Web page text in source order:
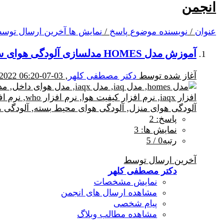
انجمن
عنوان / نویسنده موضوع پاسخ / نمایش ها آخرین ارسال
آموزش مدل HOMES مدلسازی آلودگی هوای ساختمان
آغاز شده توسط دکتر مصطفی کلهر , 03-07-2022 06:20 PM
پاسخ: 2
نمایش ها: 3
رتبه0 / 5
آخرین ارسال توسط
دکتر مصطفی کلهر
نمایش مشخصات
مشاهده ارسال های انجمن
پیام شخصی
مشاهده مطالب وبلاگ